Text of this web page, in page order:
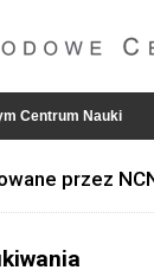
Centrum Nauki
przez